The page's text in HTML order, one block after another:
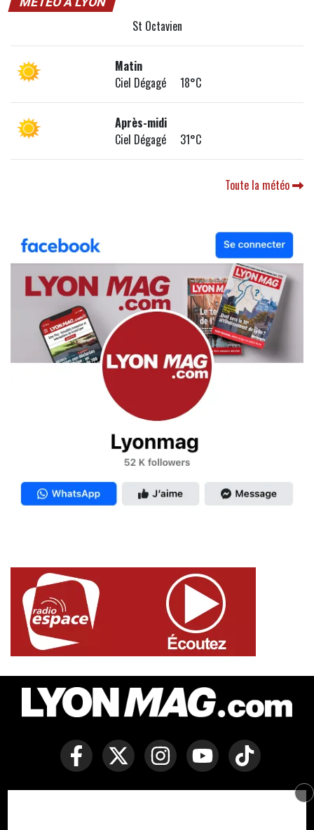
St Octavien
Matin
Ciel Dégagé 18°C
Après-midi
Ciel Dégagé 31°C
Toute la météo